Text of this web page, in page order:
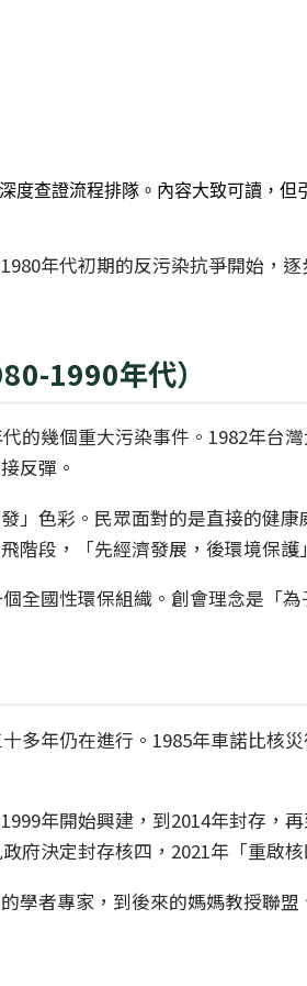
度查證流程排隊。內容大致可讀，
年代初期的反污染抗爭開始，
1990年代）
的幾個重大污染事件。1982年台
反彈。
」色彩。民眾面對的是直接的健
階段，「先經濟發展，後環境保
全國性環保組織。創會理念是「
多年仍在進行。1985年車諾比核
年開始興建，到2014年封存，
府決定封存核四，2021年「重啟
學者專家，到後來的媽媽教授聯